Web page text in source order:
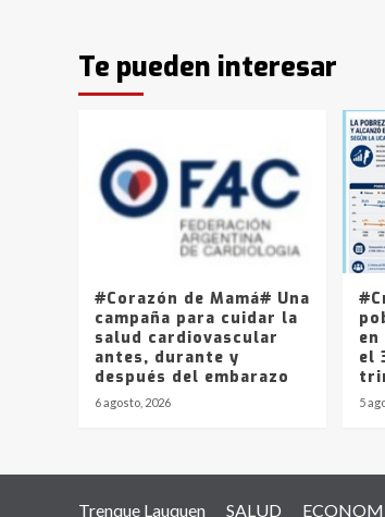
Te pueden interesar
#Corazón de Mamá# Una
campaña para cuidar la
salud cardiovascular
antes, durante y
después del embarazo
6 agosto, 2026
el
5
Trenque Lauquen SALUD